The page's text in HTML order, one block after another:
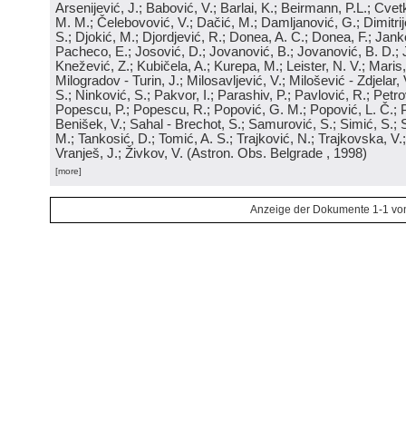
Arsenijević, J.; Babović, V.; Barlai, K.; Beirmann, P.L.;
M. M.; Čelebovović, V.; Dačić, M.; Damljanović, G.;
S.; Djokić, M.; Djordjević, R.; Donea, A. C.; Donea, F.;
Pacheco, E.; Josović, D.; Jovanović, B.; Jovanović, B. D.;
Knežević, Z.; Kubičela, A.; Kurepa, M.; Leister, N. V.;
Milogradov - Turin, J.; Milosavljević, V.; Milošević - Zdjelar,
S.; Ninković, S.; Pakvor, I.; Parashiv, P.; Pavlović, R.;
Popescu, P.; Popescu, R.; Popović, G. M.; Popović, L. Č.;
Benišek, V.; Sahal - Brechot, S.; Samurović, S.; Simić, S.;
M.; Tankosić, D.; Tomić, A. S.; Trajković, N.; Trajkovska,
Vranješ, J.; Živkov, V. (Astron. Obs. Belgrade , 1998)
[more]
Anzeige der Dokumente 1-1